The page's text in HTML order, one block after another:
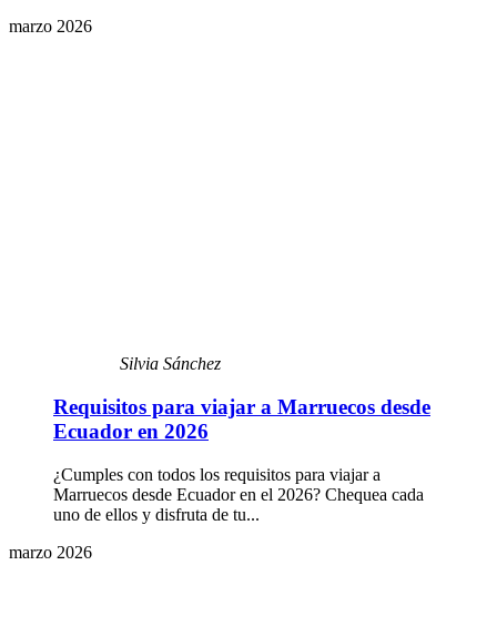
marzo 2026
Silvia Sánchez
Requisitos para viajar a Marruecos desde
Ecuador en 2026
¿Cumples con todos los requisitos para viajar a
Marruecos desde Ecuador en el 2026? Chequea cada
uno de ellos y disfruta de tu...
marzo 2026